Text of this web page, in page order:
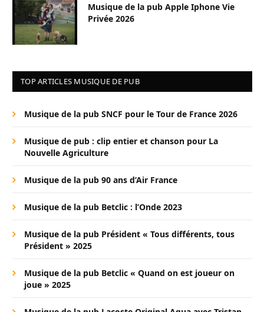
Musique de la pub Apple Iphone Vie
Privée 2026
TOP ARTICLES MUSIQUE DE PUB
Musique de la pub SNCF pour le Tour de France 2026
Musique de pub : clip entier et chanson pour La
Nouvelle Agriculture
Musique de la pub 90 ans d’Air France
Musique de la pub Betclic : l’Onde 2023
Musique de la pub Président « Tous différents, tous
Président » 2025
Musique de la pub Betclic « Quand on est joueur on
joue » 2025